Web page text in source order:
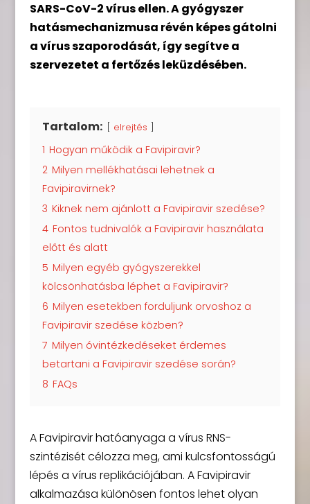
SARS-CoV-2 vírus ellen.A gyógyszer
hatásmechanizmusa révén képes gátolni
a vírus szaporodását, így segítve a
szervezetet a fertőzés leküzdésében.
Tartalom: elrejtés
1 Hogyan működik a Favipiravir?
2 Milyen mellékhatásai lehetnek a
Favipiravirnek?
3 Kiknek nem ajánlott a Favipiravir szedése?
4 Fontos tudnivalók a Favipiravir használata
előtt és alatt
5 Milyen egyéb gyógyszerekkel
kölcsönhatásba léphet a Favipiravir?
6 Milyen esetekben forduljunk orvoshoz a
Favipiravir szedése közben?
7 Milyen óvintézkedéseket érdemes
betartani a Favipiravir szedése során?
8 FAQs
A Favipiravir hatóanyaga a vírus RNS-
szintézisét célozza meg, ami kulcsfontosságú
lépés a vírus replikációjában. A Favipiravir
alkalmazása különösen fontos lehet olyan